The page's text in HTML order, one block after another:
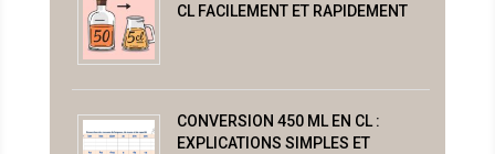
CL FACILEMENT ET RAPIDEMENT
CONVERSION 450 ML EN CL :
EXPLICATIONS SIMPLES ET